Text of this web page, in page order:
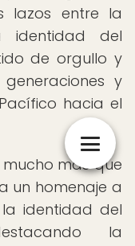
lazos entre la
identidad del
de orgullo y
y
hacia el
mucho más que
un homenaje a
identidad del
la